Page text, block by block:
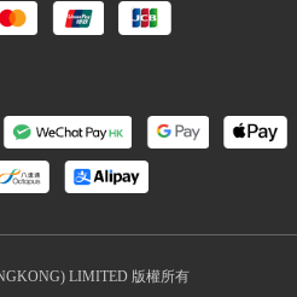
LIMITED 版權所有